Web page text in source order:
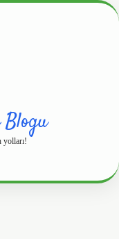
yolları!